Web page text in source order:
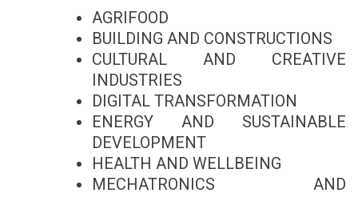
AGRIFOOD
BUILDING AND CONSTRUCTIONS
CULTURAL AND CREATIVE
INDUSTRIES
DIGITAL TRANSFORMATION
ENERGY AND SUSTAINABLE
DEVELOPMENT
HEALTH AND WELLBEING
MECHATRONICS AND